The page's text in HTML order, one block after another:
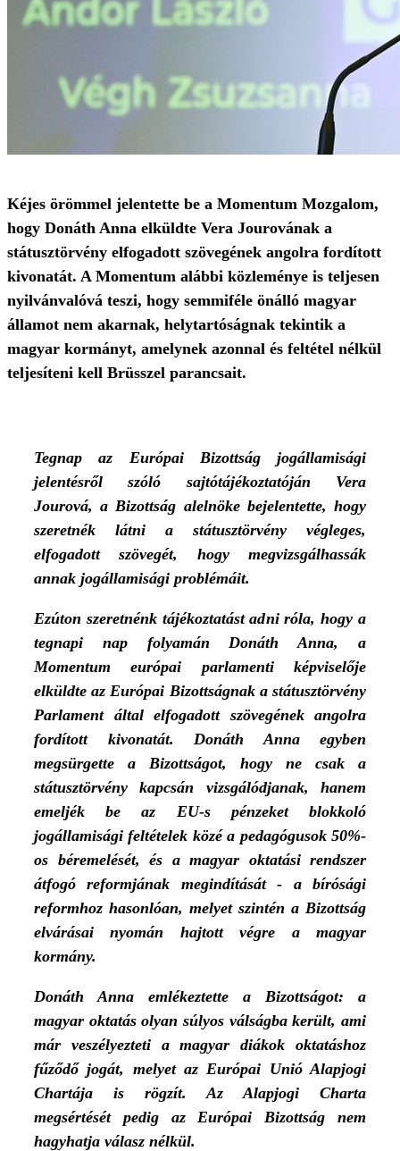
Kéjes örömmel jelentette be a Momentum Mozgalom,
hogy Donáth Anna elküldte Vera Jourovának a
státusztörvény elfogadott szövegének angolra fordított
kivonatát. A Momentum alábbi közleménye is teljesen
nyilvánvalóvá teszi, hogy semmiféle önálló magyar
államot nem akarnak, helytartóságnak tekintik a
magyar kormányt, amelynek azonnal és feltétel nélkül
teljesíteni kell Brüsszel parancsait.
Tegnap az Európai Bizottság jogállamisági
jelentésről szóló sajtótájékoztatóján Vera
Jourová, a Bizottság alelnöke bejelentette, hogy
szeretnék látni a státusztörvény végleges,
elfogadott szövegét, hogy megvizsgálhassák
annak jogállamisági problémáit.
Ezúton szeretnénk tájékoztatást adni róla, hogy a
tegnapi nap folyamán Donáth Anna, a
Momentum európai parlamenti képviselője
elküldte az Európai Bizottságnak a státusztörvény
Parlament által elfogadott szövegének angolra
fordított kivonatát. Donáth Anna egyben
megsürgette a Bizottságot, hogy ne csak a
státusztörvény kapcsán vizsgálódjanak, hanem
emeljék be az EU-s pénzeket blokkoló
jogállamisági feltételek közé a pedagógusok 50%-
os béremelését, és a magyar oktatási rendszer
átfogó reformjának megindítását - a bírósági
reformhoz hasonlóan, melyet szintén a Bizottság
elvárásai nyomán hajtott végre a magyar
kormány.
Donáth Anna emlékeztette a Bizottságot: a
magyar oktatás olyan súlyos válságba került, ami
már veszélyezteti a magyar diákok oktatáshoz
fűződő jogát, melyet az Európai Unió Alapjogi
Chartája is rögzít. Az Alapjogi Charta
megsértését pedig az Európai Bizottság nem
hagyhatja válasz nélkül.